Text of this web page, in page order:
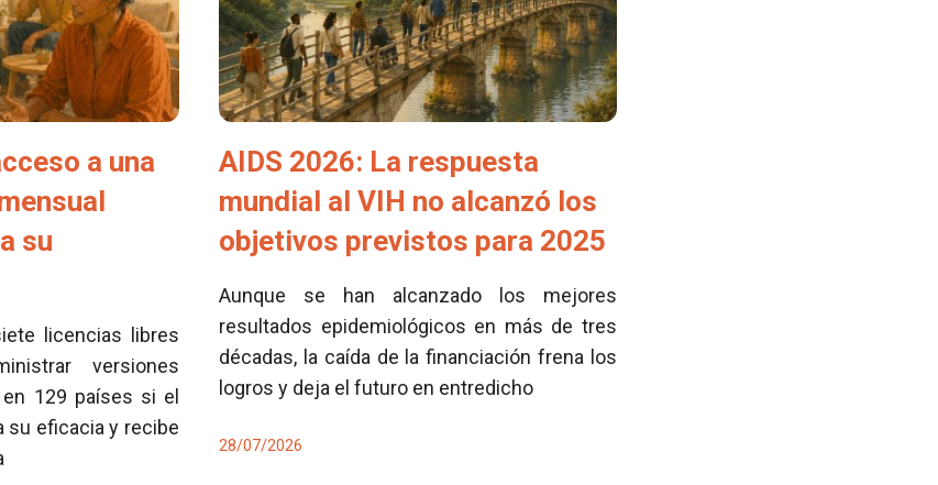
a una
su
licencias libres
versiones
129 países si el
su eficacia y recibe
AIDS 2026: La respuesta
mundial al VIH no alcanzó los
objetivos previstos para 2025
Aunque se han alcanzado los mejores
resultados epidemiológicos en más de tres
décadas, la caída de la financiación frena los
logros y deja el futuro en entredicho
28/07/2026